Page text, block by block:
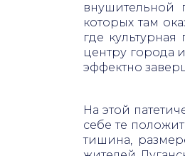
внушительной
которых там
где
центру города
эффектно
На этой
себе те
тишина,